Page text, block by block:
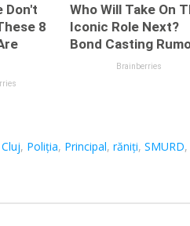
Cluj, Poliția, Principal, răniţi, SMURD,